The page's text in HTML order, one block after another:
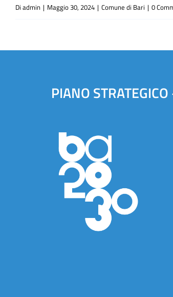
Di admin | Maggio 30, 2024 | Comune di Bari | 0
PIANO